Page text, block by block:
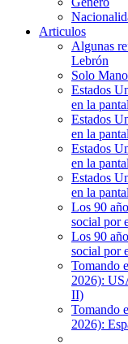
Articulos
Algunas
Lebrón
Solo
Estados
en la
Estados
en la
Estados
en la
Estados
en la
Los 90
social por
Los 90
social por
Tomando
2026):
II)
Tomando
2026):